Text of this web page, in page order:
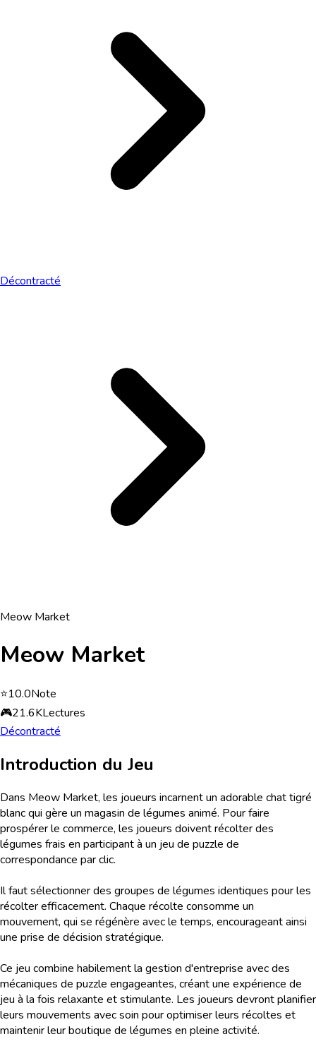
Décontracté
Meow Market
Meow Market
⭐10.0Note
🎮21.6KLectures
Décontracté
Introduction du Jeu
Dans Meow Market, les joueurs incarnent un adorable chat tigré
blanc qui gère un magasin de légumes animé. Pour faire
prospérer le commerce, les joueurs doivent récolter des
légumes frais en participant à un jeu de puzzle de
correspondance par clic.
Il faut sélectionner des groupes de légumes identiques pour les
récolter efficacement. Chaque récolte consomme un
mouvement, qui se régénère avec le temps, encourageant ainsi
une prise de décision stratégique.
Ce jeu combine habilement la gestion d'entreprise avec des
mécaniques de puzzle engageantes, créant une expérience de
jeu à la fois relaxante et stimulante. Les joueurs devront planifier
leurs mouvements avec soin pour optimiser leurs récoltes et
maintenir leur boutique de légumes en pleine activité.